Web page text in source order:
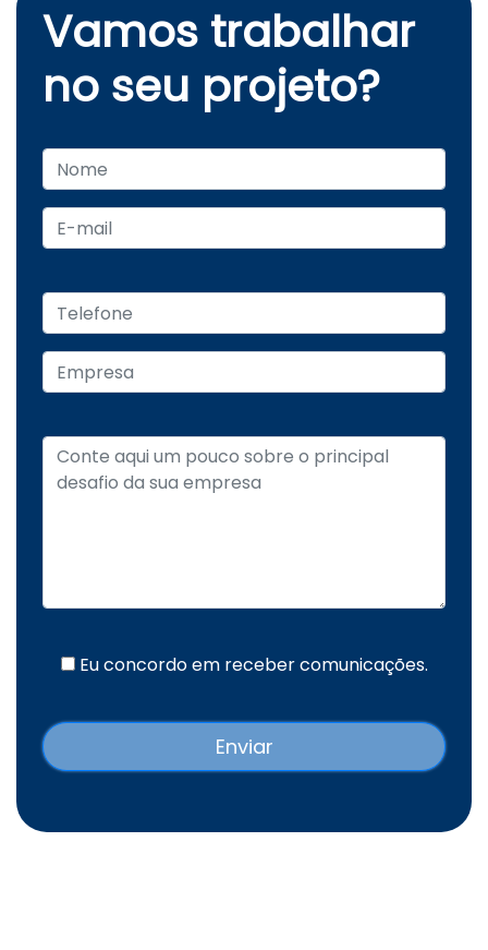
Vamos trabalhar
no seu projeto?
Eu concordo em receber comunicações.